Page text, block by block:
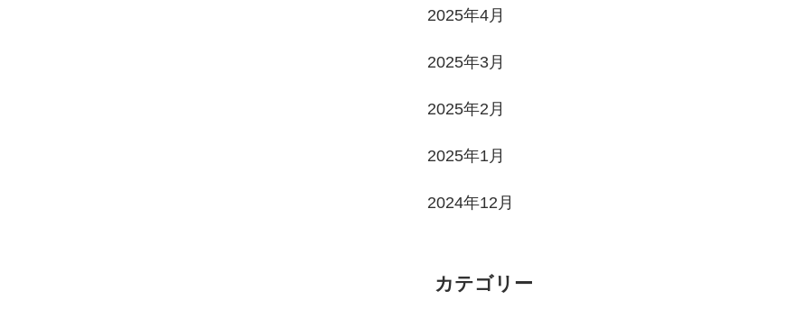
2025年4月
2025年3月
2025年2月
2025年1月
2024年12月
カテゴリー